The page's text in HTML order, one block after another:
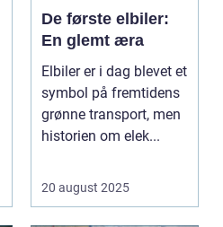
De første elbiler:
En glemt æra
Elbiler er i dag blevet et
symbol på fremtidens
grønne transport, men
historien om elek...
20 august 2025